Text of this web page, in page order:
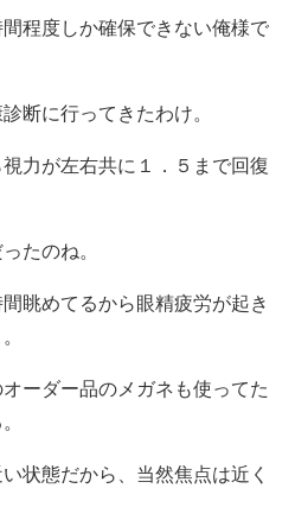
程度しか確保できない俺様で
断に行ってきたわけ。
力が左右共に１．５まで回復
たのね。
眺めてるから眼精疲労が起き
ーダー品のメガネも使ってた
状態だから、当然焦点は近く